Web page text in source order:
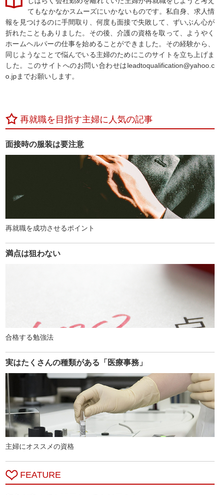
てもなかなかスムーズにいかないものです。私自身、求人情
報を見つけるのに手間取り、何度も面接で失敗して、ずいぶん心が
折れたこともありました。その後、介護の資格を取って、ようやく
ホームヘルパーの仕事を始めることができました。その経験から、
同じようなことで悩んでいる主婦のためにこのサイトを立ち上げま
した。このサイトへのお問い合わせはleadtoqualification@yahoo.c
o.jpまでお願いします。
再就職を目指す主婦に人気の記事
面接時の服装は要注意
再就職を成功させるポイント
満点は狙わない
合格する勉強法
実はたくさんの種類がある「医療事務」
主婦にオススメの資格
FEATURE